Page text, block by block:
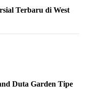
Terbaru di West
Duta Garden Tipe